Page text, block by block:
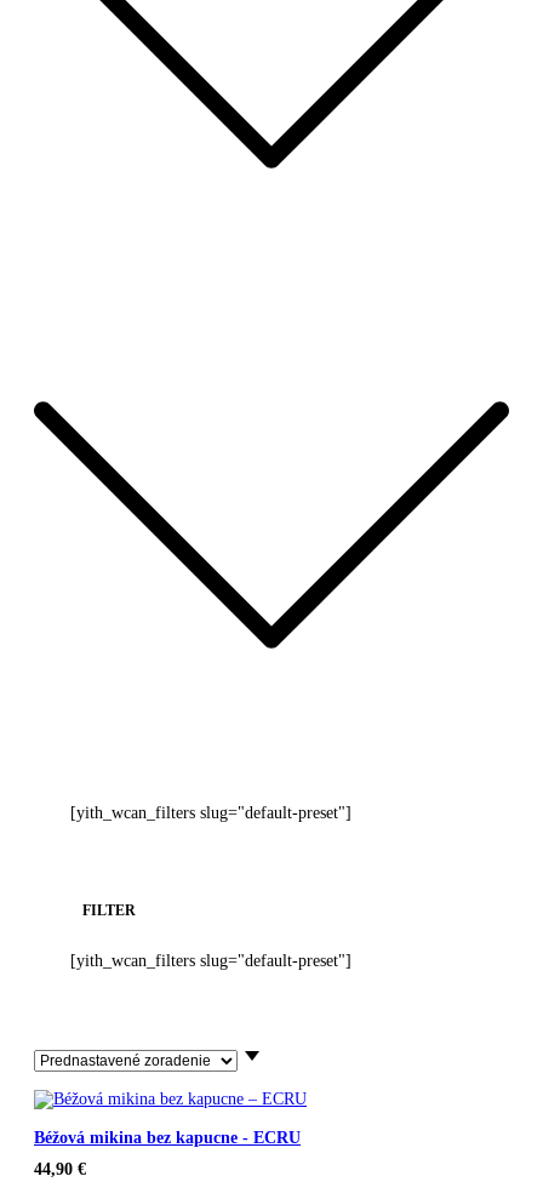
[yith_wcan_filters slug="default-preset"]
FILTER
[yith_wcan_filters slug="default-preset"]
Béžová mikina bez kapucne - ECRU
44,90 €